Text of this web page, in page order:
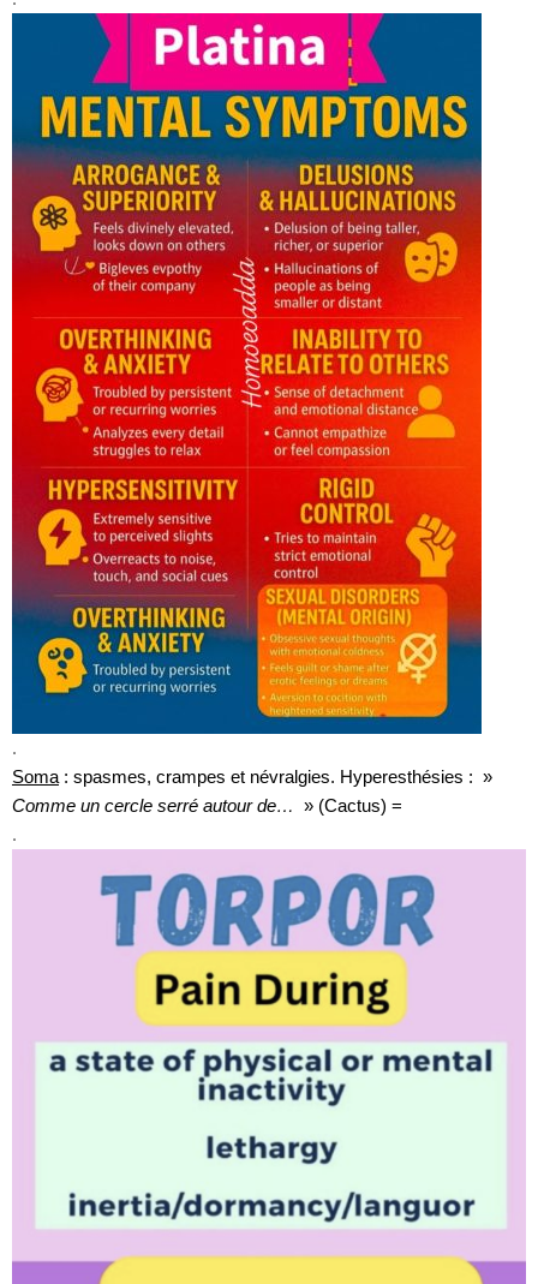
.
Soma: spasmes, crampes et névralgies. Hyperesthésies : »
Comme un cercle serré autour de…
» (Cactus) =
.